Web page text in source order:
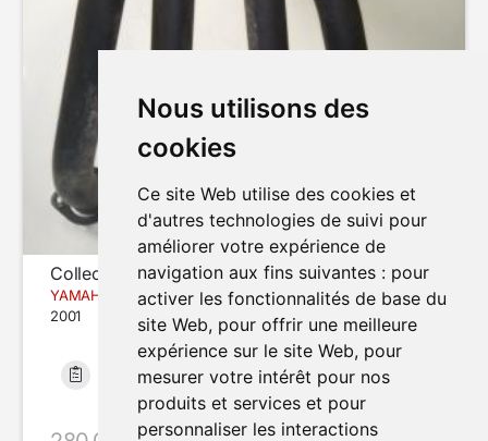
Nous utilisons des
cookies
Ce site Web utilise des cookies et
d'autres technologies de suivi pour
améliorer votre expérience de
navigation aux fins suivantes : pour
activer les fonctionnalités de base du
site Web, pour offrir une meilleure
expérience sur le site Web, pour
mesurer votre intérêt pour nos
produits et services et pour
personnaliser les interactions
Collecteur d'échappement
YAMAHA FAZER FZS600
2001
Bon état 32 464 km